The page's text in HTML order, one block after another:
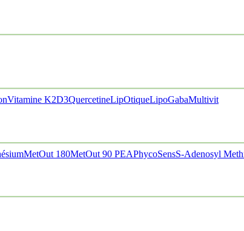
Vitamine K2D3QuercetineLipOtiqueLipoGabaMultivit
MetOut 180MetOut 90 PEAPhycoSensS-Adenosyl